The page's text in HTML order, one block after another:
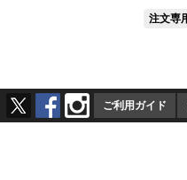
注文専
ご利用ガイド